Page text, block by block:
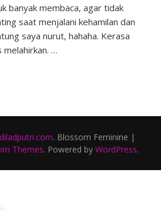
Menjalani
Kehamilan
banyak membaca, agar tidak
saat menjalani kehamilan dan
saya nurut, hahaha. Kerasa
…
. Blossom Feminine |
Themes. Powered by WordPress.